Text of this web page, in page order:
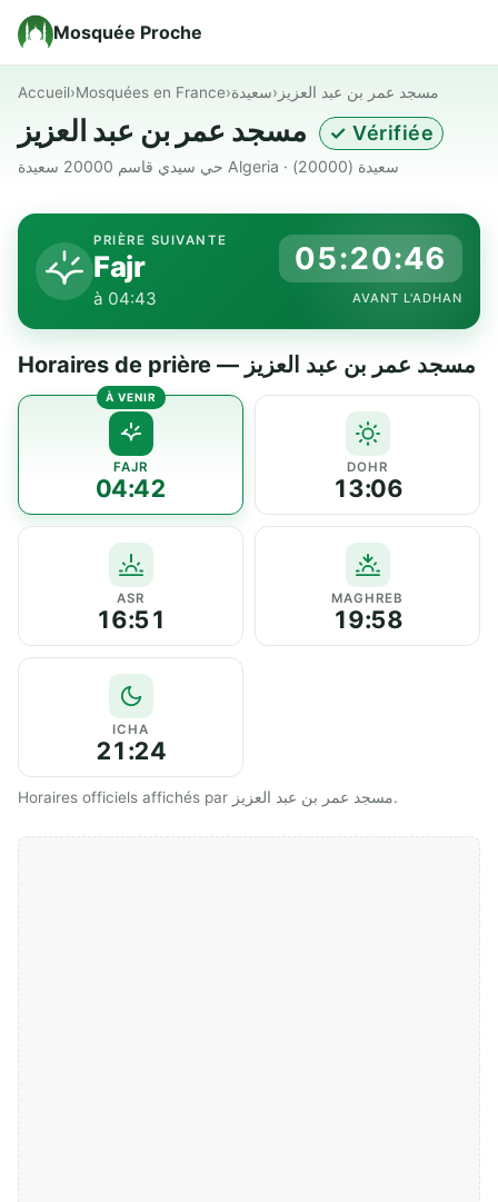
Mosquée Proche
Accueil›Mosquées en France›سعيدة› مسجد عمر بن عبد العزيز
✓ Vérifiée
حي سيدي قاسم 20000 سعيدة Algeria · سعيدة (20000)
PRIÈRE SUIVANTE
Fajr
à 04:43
05:20:45
AVANT L'ADHAN
Horaires de prière — مسجد عمر بن عبد العزيز
FAJR
04:42
DOHR
13:06
ASR
16:51
MAGHREB
19:58
ICHA
21:24
Horaires officiels affichés par مسجد عمر بن عبد العزيز.